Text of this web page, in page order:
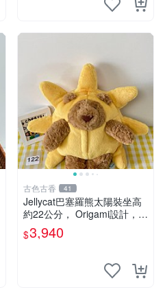
古色古香 41
Jellycat巴塞羅熊太陽裝坐高
約22公分， Origami設計，來
自越南。嚴選 Recommendat
ion！巴塞羅、 Origami熊、J
$3,940